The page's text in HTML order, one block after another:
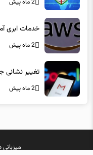
2 ماه پیش
خدمات ابری
2 ماه پیش
تغییر نشانی
2 ماه پیش